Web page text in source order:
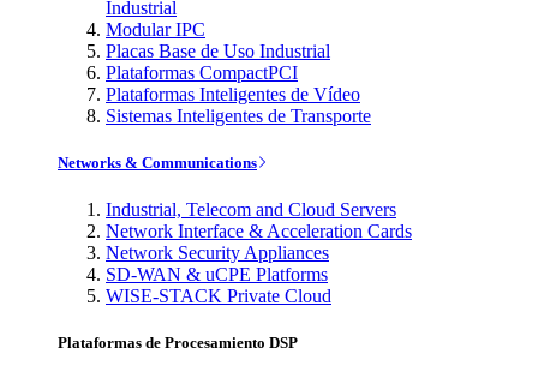
Industrial
Modular IPC
Placas Base de Uso Industrial
Plataformas CompactPCI
Plataformas Inteligentes de Vídeo
Sistemas Inteligentes de Transporte
Networks & Communications
Industrial, Telecom and Cloud Servers
Network Interface & Acceleration Cards
Network Security Appliances
SD-WAN & uCPE Platforms
WISE-STACK Private Cloud
Plataformas de Procesamiento DSP